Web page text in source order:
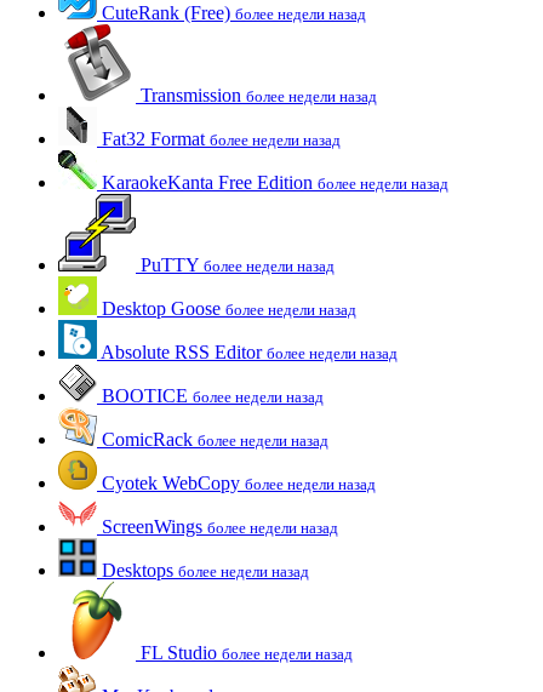
CuteRank (Free) более недели назад
Transmission более недели назад
Fat32 Format более недели назад
KaraokeKanta Free Edition более недели назад
PuTTY более недели назад
Desktop Goose более недели назад
Absolute RSS Editor более недели назад
BOOTICE более недели назад
ComicRack более недели назад
Cyotek WebCopy более недели назад
ScreenWings более недели назад
Desktops более недели назад
FL Studio более недели назад